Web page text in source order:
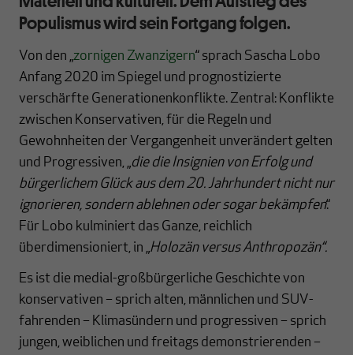
Populismus wird sein Fortgang folgen.
Von den „zornigen Zwanzigern“ sprach Sascha Lobo
Anfang 2020 im Spiegel und prognostizierte
verschärfte Generationenkonflikte. Zentral: Konflikte
zwischen Konservativen, für die Regeln und
Gewohnheiten der Vergangenheit unverändert gelten
und Progressiven, „die die Insignien von Erfolg und
bürgerlichem Glück aus dem 20. Jahrhundert nicht nur
ignorieren, sondern ablehnen oder sogar bekämpfen.“
Für Lobo kulminiert das Ganze, reichlich
überdimensioniert, in „Holozän versus Anthropozän“.
Es ist die medial-großbürgerliche Geschichte von
konservativen – sprich alten, männlichen und SUV-
fahrenden – Klimasündern und progressiven – sprich
jungen, weiblichen und freitags demonstrierenden –